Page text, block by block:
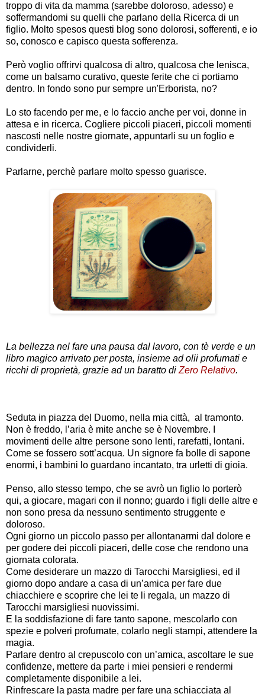
troppo di vita da mamma (sarebbe doloroso, adesso) e
soffermandomi su quelli che parlano della Ricerca di un
figlio. Molto spesos questi blog sono dolorosi, sofferenti, e io
so, conosco e capisco questa sofferenza.
Però voglio offrirvi qualcosa di altro, qualcosa che lenisca,
come un balsamo curativo, queste ferite che ci portiamo
dentro. In fondo sono pur sempre un'Erborista, no?
Lo sto facendo per me, e lo faccio anche per voi, donne in
attesa e in ricerca. Cogliere piccoli piaceri, piccoli momenti
nascosti nelle nostre giornate, appuntarli su un foglio e
condividerli.
Parlarne, perchè parlare molto spesso guarisce.
La bellezza nel fare una pausa dal lavoro, con tè verde e un
libro magico arrivato per posta, insieme ad olii profumati e
ricchi di proprietà, grazie ad un baratto di Zero Relativo.
Seduta in piazza del Duomo, nella mia città, al tramonto.
Non è freddo, l’aria è mite anche se è Novembre. I
movimenti delle altre persone sono lenti, rarefatti, lontani.
Come se fossero sott’acqua. Un signore fa bolle di sapone
enormi, i bambini lo guardano incantato, tra urletti di gioia.
Penso, allo stesso tempo, che se avrò un figlio lo porterò
qui, a giocare, magari con il nonno; guardo i figli delle altre e
non sono presa da nessuno sentimento struggente e
doloroso.
Ogni giorno un piccolo passo per allontanarmi dal dolore e
per godere dei piccoli piaceri, delle cose che rendono una
giornata colorata.
Come desiderare un mazzo di Tarocchi Marsigliesi, ed il
giorno dopo andare a casa di un’amica per fare due
chiacchiere e scoprire che lei te li regala, un mazzo di
Tarocchi marsigliesi nuovissimi.
E la soddisfazione di fare tanto sapone, mescolarlo con
spezie e polveri profumate, colarlo negli stampi, attendere la
magia.
Parlare dentro al crepuscolo con un’amica, ascoltare le sue
confidenze, mettere da parte i miei pensieri e rendermi
completamente disponibile a lei.
Rinfrescare la pasta madre per fare una schiacciata al